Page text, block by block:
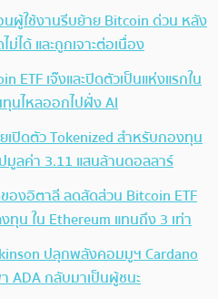
นผู้ใช้งานรีบย้าย Bitcoin ด่วน หลัง
ม่ได้ และถูกเจาะต่อเนื่อง
ETF เจ๊งและปิดตัวเป็นแห่งแรกใน
นไหลออกไปฝั่ง AI
เปิดตัว Tokenized สำหรับกองทุน
มูลค่า 3.11 แสนล้านดอลลาร์
งอิตาลี ลดสัดส่วน Bitcoin ETF
ทุน ใน Ethereum แทนถึง 3 เท่า
ปลุกพลังคอมมูฯ Cardano
ADA กลับมาเป็นผู้ชนะ